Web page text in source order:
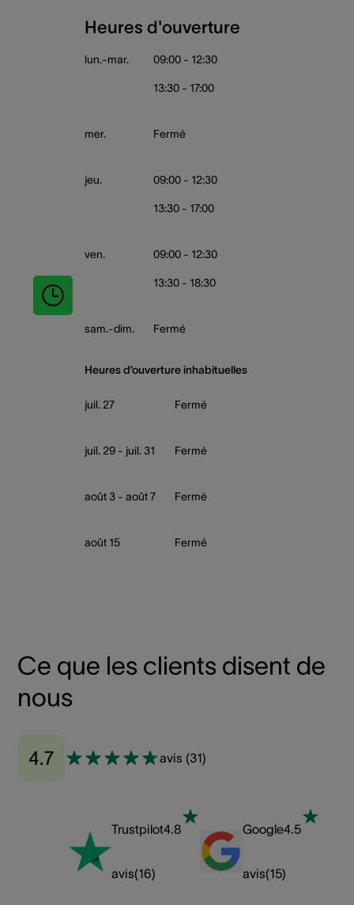
Heures d'ouverture
lun.-mar. 09:00 - 12:30
13:30 - 17:00
mer. Fermé
jeu. 09:00 - 12:30
13:30 - 17:00
ven. 09:00 - 12:30
13:30 - 18:30
sam.-dim. Fermé
Heures d’ouverture inhabituelles
juil. 27 Fermé
juil. 29 - juil. 31 Fermé
août 3 - août 7 Fermé
août 15 Fermé
Ce que les clients disent de
nous
4.7 avis (31)
Trustpilot4.8
avis(16)
Google4.5
avis(15)